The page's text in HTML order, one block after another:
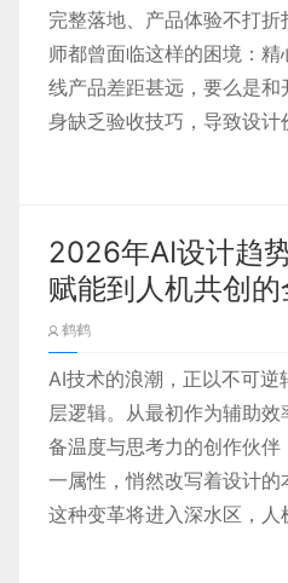
选择圆角——能带来亲和、
日式设计中对
“有机形态”
基于严格网格系统的排版
地强化秩序感和专业性，
切割的木工作品，精准而有
选择哪一种，取决于想传
这种 “理性基底 + 创新活
量身定制 ——AI 既要靠严
创新功能吸引用户，蓝紫
以钉钉为例，其主色调为
大量融入紫色调：官网首
步骤4：隔日等待反馈邮件
定的话就会有一个链接，
后续的细节就忽略，一个简
这么麻烦，是不是感觉非常
多服务的预定都需要到官网
赖综合旅游软件如飞猪、
而这个订票的流程，到审
程，就叫 —— 业务流程，
的商业实践过程。
每家公司的经营都会包含
它的其中一个业务，还包
稿极易因无法实现被驳
效率。除此之外，对技
师更深度地思考设计与
方案实现难度，优化与
设计师与前端工程师的
案要么无法实现，要么
品经理要求设计 “五彩斑
对方的专业限制。懂技
师，在项目推进效率上
术的设计师更具职业竞
关键原因。
而对于 B 端设计师，懂
重要的意义：B 端领域
足行业主流的嵌入式、对
形态，结合 B 端商家后台
与创新设计：舍弃更适用
以沉浸问答为主的对话式
互动等需规模化、自动化
商家可统一理解、轻松调用
决方案，全方位助力商家降
完整落地、产品体验不打
师都曾面临这样的困境：
线产品差距甚远，要么是
身缺乏验收技巧，导致设
是许多中小型企业，往往
发、产品团队协同验证产品
对设计成果的存档与保障
给相关方，既能划分责任边
提供依据。
要做好设计验收，需遵循
化” 的完整流程，每个环节
法。
一、验收准备
2026年AI设计趋
赋能到人机共创
鹤鹤
AI技术的浪潮，正以不可
层逻辑。从最初作为辅助
备温度与思考力的创作伙伴
一属性，悄然改写着设计的
这种变革将进入深水区，
流，六大核心趋势引领设